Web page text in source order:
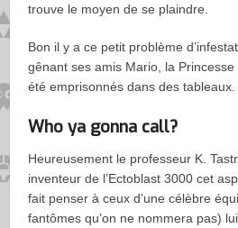
trouve le moyen de se plaindre.
Bon il y a ce petit problème
gênant ses amis Mario, la
été emprisonnés dans des tableaux.
Who ya gonna call?
Heureusement le professeur K.
inventeur de l’Ectoblast 3000 cet
fait penser à ceux d’une célèbre
fantômes qu’on ne nommera pas)